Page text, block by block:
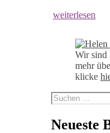
weiterlesen
Wir sind
mehr
klicke
Neueste